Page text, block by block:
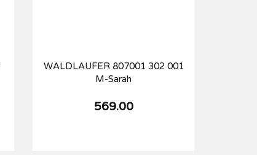
WALDLAUFER 807001 302 001
M-Sarah
569.00